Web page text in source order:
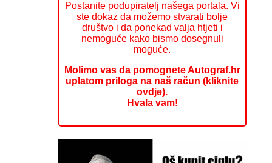
Postanite podupiratelj našega portala. Vi
ste dokaz da možemo stvarati bolje
društvo i da ponekad valja htjeti i
nemoguće kako bismo dosegnuli
moguće.
Molimo vas da pomognete Autograf.hr
uplatom priloga na naš račun (kliknite
ovdje).
Hvala vam!